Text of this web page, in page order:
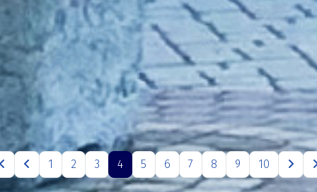
1 2 3 4 5 6 7 8 9 10